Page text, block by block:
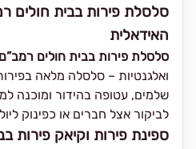
סלסלת פירות בבית חולים
האידאלית
סלסלת פירות בבית חולים רמב”ם
ואלגנטיות – סלסלה מלאה
שלמים, עטופה בהידור ומוכנה
לביקור אצל חברים או כפינוק
ספינת פירות וקיאק פירות